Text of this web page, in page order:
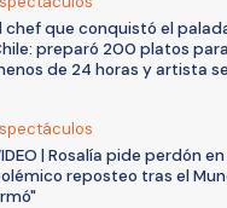
chef que conquistó el
preparó 200 platos
de 24 horas y artista
| Rosalía pide perdón
reposteo tras el